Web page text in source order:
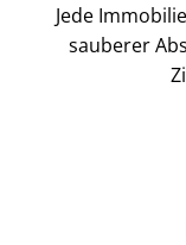
Jede
sauberer